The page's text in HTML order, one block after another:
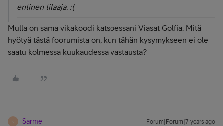
entinen tilaaja. :(
Mulla on sama vikakoodi katsoessani Viasat Golfia. Mitä
hyötyä tästä foorumista on, kun tähän kysymykseen ei ole
saatu kolmessa kuukaudessa vastausta?
S Sarme Forum|Forum|7 years ago